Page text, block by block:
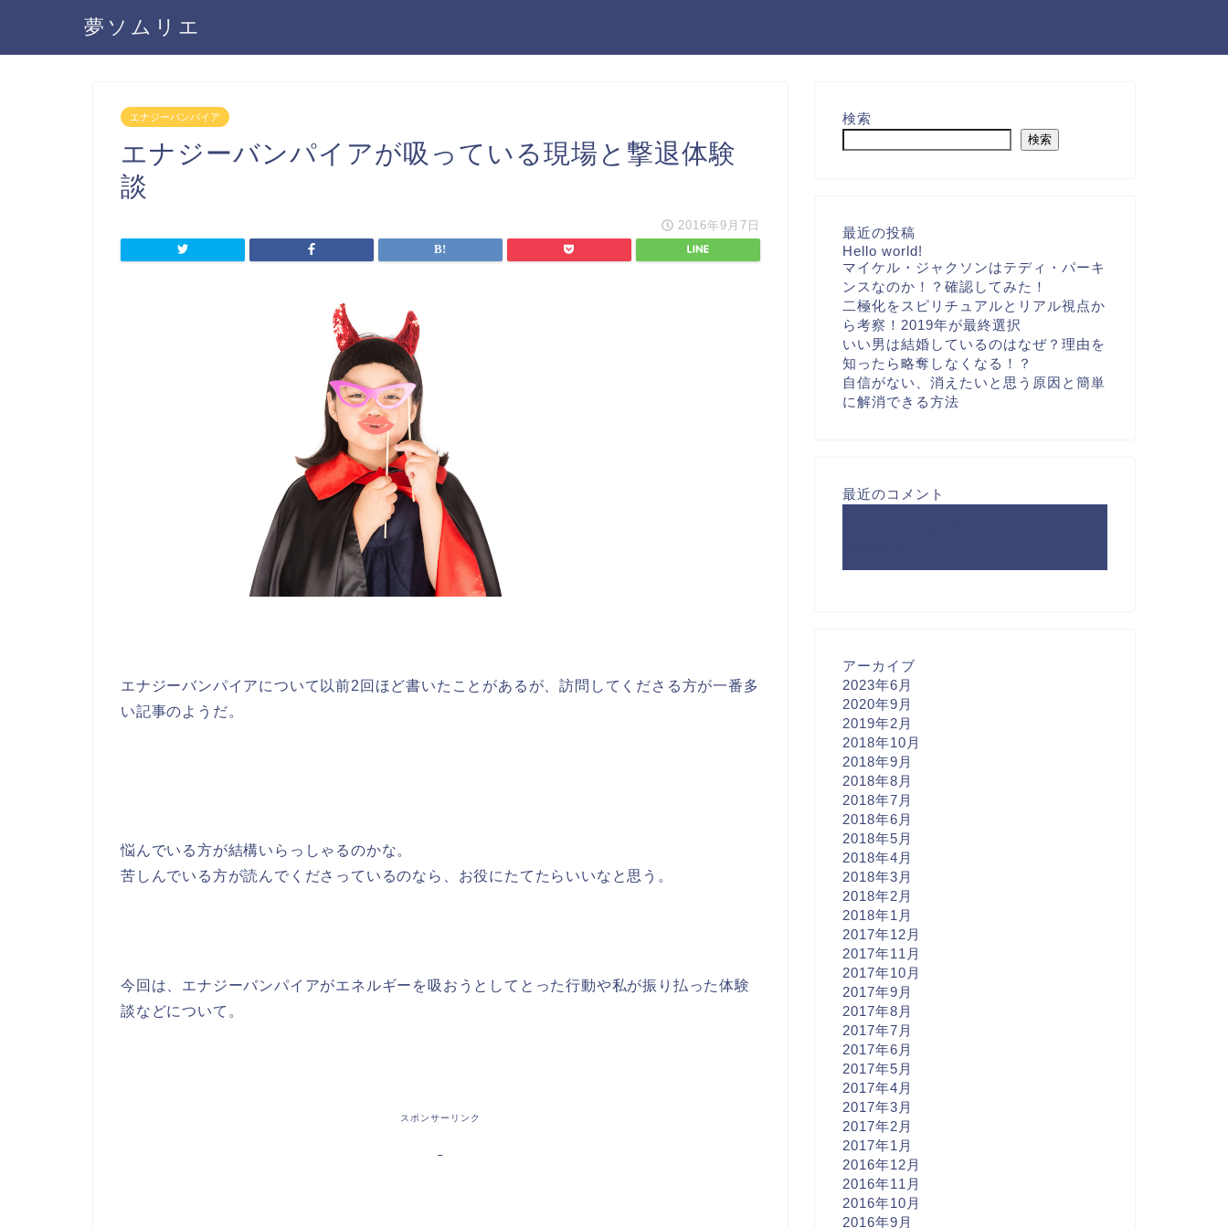
夢ソムリエ
エナジーバンパイア
エナジーバンパイアが吸っている現場と撃退体験
談
2016年9月7日
エナジーバンパイアについて以前2回ほど書いたことがあるが、訪問してくださる方が一番多
い記事のようだ。
悩んでいる方が結構いらっしゃるのかな。
苦しんでいる方が読んでくださっているのなら、お役にたてたらいいなと思う。
今回は、エナジーバンパイアがエネルギーを吸おうとしてとった行動や私が振り払った体験
談などについて。
スポンサーリンク
検索
検索
最近の投稿
Hello world!
マイケル・ジャクソンはテディ・パーキ
ンスなのか！？確認してみた！
二極化をスピリチュアルとリアル視点か
ら考察！2019年が最終選択
いい男は結婚しているのはなぜ？理由を
知ったら略奪しなくなる！？
自信がない、消えたいと思う原因と簡単
に解消できる方法
最近のコメント
アーカイブ
2023年6月
2020年9月
2019年2月
2018年10月
2018年9月
2018年8月
2018年7月
2018年6月
2018年5月
2018年4月
2018年3月
2018年2月
2018年1月
2017年12月
2017年11月
2017年10月
2017年9月
2017年8月
2017年7月
2017年6月
2017年5月
2017年4月
2017年3月
2017年2月
2017年1月
2016年12月
2016年11月
2016年10月
2016年9月